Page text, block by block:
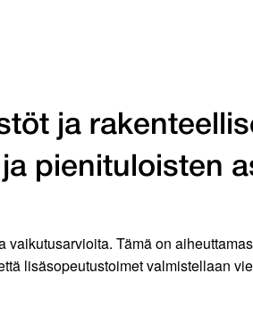
ja
pienituloisten
Tämä on
lisäsopeutustoimet valmistellaan